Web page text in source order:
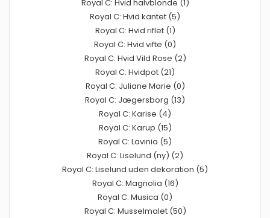
Royal C: Hvid halvblonde (1)
Royal C: Hvid kantet (5)
Royal C: Hvid riflet (1)
Royal C: Hvid vifte (0)
Royal C: Hvid Vild Rose (2)
Royal C: Hvidpot (21)
Royal C: Juliane Marie (0)
Royal C: Jægersborg (13)
Royal C: Karise (4)
Royal C: Karup (15)
Royal C: Lavinia (5)
Royal C: Liselund (ny) (2)
Royal C: Liselund uden dekoration (5)
Royal C: Magnolia (16)
Royal C: Musica (0)
Royal C: Musselmalet (50)